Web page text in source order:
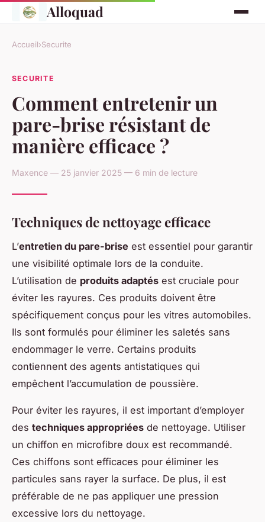
Alloquad
Accueil›Securite
SECURITE
Comment entretenir un
pare-brise résistant de
manière efficace ?
Maxence — 25 janvier 2025 — 6 min de lecture
Techniques de nettoyage efficace
L’entretien du pare-brise est essentiel pour garantir
une visibilité optimale lors de la conduite.
L’utilisation de produits adaptés est cruciale pour
éviter les rayures. Ces produits doivent être
spécifiquement conçus pour les vitres automobiles.
Ils sont formulés pour éliminer les saletés sans
endommager le verre. Certains produits
contiennent des agents antistatiques qui
empêchent l’accumulation de poussière.
Pour éviter les rayures, il est important d’employer
des techniques appropriées de nettoyage. Utiliser
un chiffon en microfibre doux est recommandé.
Ces chiffons sont efficaces pour éliminer les
particules sans rayer la surface. De plus, il est
préférable de ne pas appliquer une pression
excessive lors du nettoyage.